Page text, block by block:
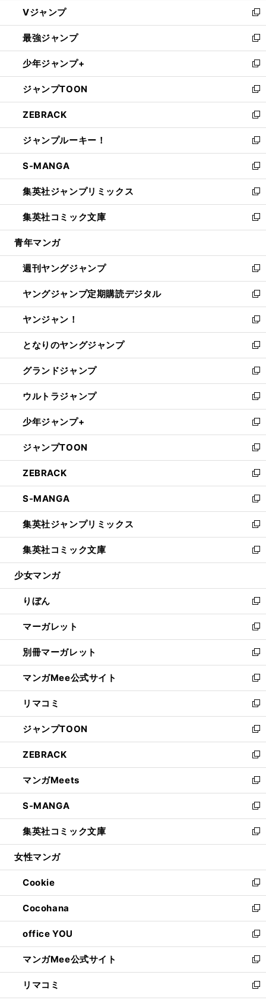
ィ
ン
ド
ウ
で
開
く
い
ウ
ィ
ン
ド
ウ
で
開
く
Vジャンプ
新
し
い
ウ
ィ
ン
ド
ウ
で
開
く
最強ジャンプ
新
し
い
ウ
ィ
ン
ド
ウ
で
開
く
少年ジャンプ+
新
し
い
ウ
ィ
ン
ド
ウ
で
開
く
ジャンプTOON
新
し
い
ウ
ィ
ン
ド
ウ
で
開
く
ZEBRACK
新
し
い
ウ
ィ
ン
ド
ウ
で
開
ジャンプルーキー！
新
し
い
ウ
ィ
ン
ド
ウ
開
く
S-MANGA
新
し
い
ウ
ィ
ン
ウ
で
開
く
集英社ジャンプリミックス
新
し
い
ウ
ン
ド
ウ
で
開
く
集英社コミック文庫
新
し
ウ
ィ
ン
ド
ウ
で
開
く
青年マンガ
週刊ヤングジャンプ
新
し
い
ウ
ィ
ン
ド
ウ
で
開
く
ヤングジャンプ定期購読デジタル
新
し
い
ウ
ィ
ン
ド
ウ
で
開
く
ヤンジャン！
新
し
い
ウ
ィ
ン
ド
ウ
で
開
く
となりのヤングジャンプ
新
し
い
ウ
ィ
ン
ド
ウ
で
開
く
グランドジャンプ
新
し
い
ウ
ィ
ン
ド
ウ
で
開
く
ウルトラジャンプ
新
し
い
ウ
ィ
ン
ド
ウ
で
開
く
少年ジャンプ+
新
し
い
ウ
ィ
ン
ド
ウ
で
開
く
ジャンプTOON
新
し
い
ウ
ィ
ン
ド
ウ
で
開
ZEBRACK
新
し
い
ウ
ィ
ン
ド
ウ
開
く
S-MANGA
新
し
い
ウ
ィ
ン
ウ
で
開
く
集英社ジャンプリミックス
新
し
い
ウ
ン
ド
ウ
で
開
く
集英社コミック文庫
新
し
ウ
ィ
ン
ド
ウ
で
開
く
少女マンガ
りぼん
新
し
い
ウ
ィ
ン
ド
ウ
で
開
く
マーガレット
新
し
い
ウ
ィ
ン
ド
ウ
で
開
く
別冊マーガレット
新
し
い
ウ
ィ
ン
ド
ウ
で
開
く
マンガMee公式サイト
新
し
い
ウ
ィ
ン
ド
ウ
で
開
く
リマコミ
新
し
い
ウ
ィ
ン
ド
ウ
で
開
く
ジャンプTOON
新
し
い
ウ
ィ
ン
ド
ウ
で
開
ZEBRACK
新
し
い
ウ
ィ
ン
ド
ウ
開
く
マンガMeets
新
し
い
ウ
ィ
ン
ウ
で
開
く
S-MANGA
新
し
い
ウ
ン
ド
ウ
で
開
く
集英社コミック文庫
新
し
ウ
ィ
ン
ド
ウ
で
開
く
女性マンガ
Cookie
新
し
い
ウ
ィ
ン
ド
ウ
で
開
Cocohana
新
し
い
ウ
ィ
ン
ド
office YOU
新
し
い
ウ
ィ
マンガMee公式サイト
新
し
い
リマコミ
新